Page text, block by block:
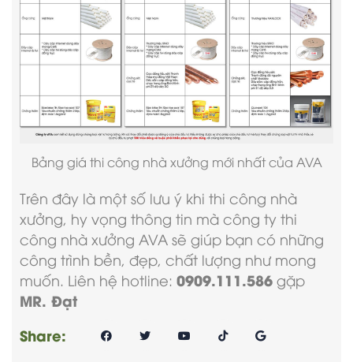
Bảng giá thi công nhà xưởng mới nhất của AVA
Trên đây là một số lưu ý khi thi công nhà
xưởng, hy vọng thông tin mà công ty thi
công nhà xưởng AVA sẽ giúp bạn có những
công trình bền, đẹp, chất lượng như mong
muốn. Liên hệ hotline: 0909.111.586 gặp
MR. Đạt
Share: